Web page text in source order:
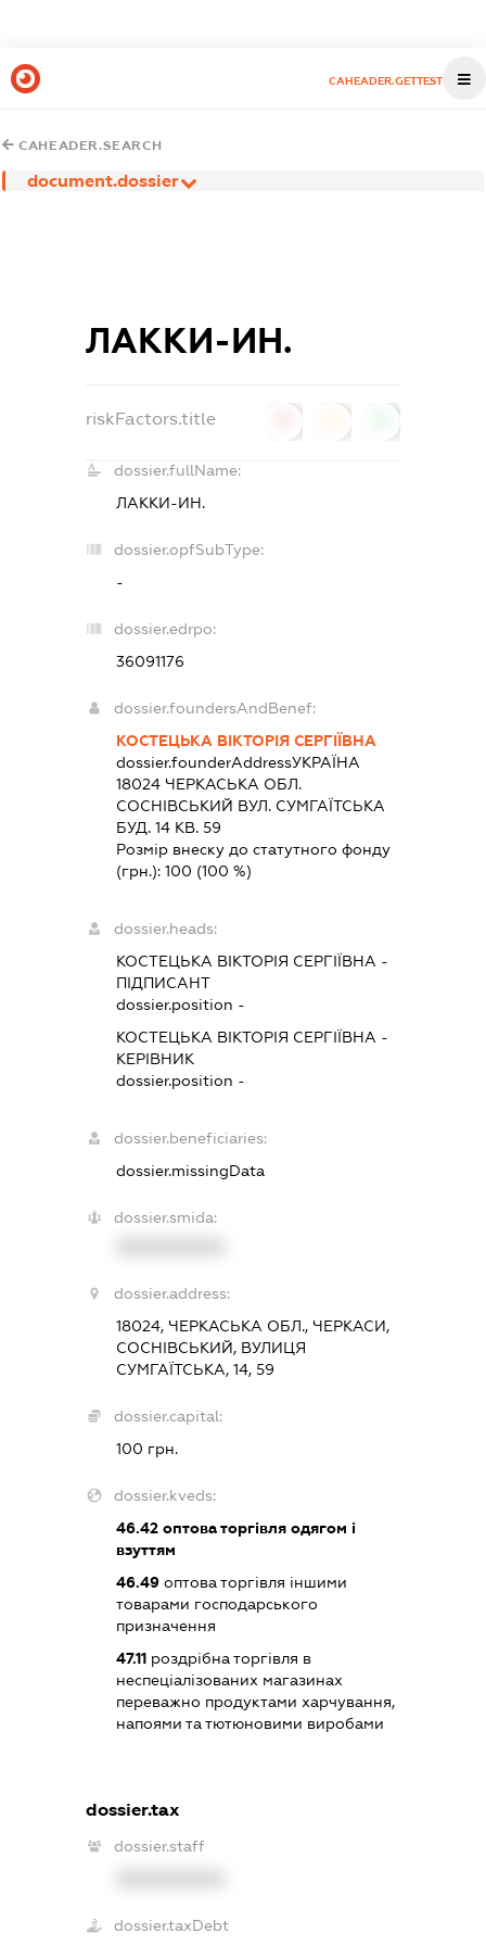
CAHEADER.GETTEST
CAHEADER.SEARCH
document.dossier
ЛАККИ-ИН.
riskFactors.title
dossier.fullName:
ЛАККИ-ИН.
dossier.opfSubType:
-
dossier.edrpo:
36091176
dossier.foundersAndBenef:
КОСТЕЦЬКА ВІКТОРІЯ СЕРГІЇВНА
dossier.founderAddressУКРАЇНА
18024 ЧЕРКАСЬКА ОБЛ.
СОСНІВСЬКИЙ ВУЛ. СУМГАЇТСЬКА
БУД. 14 КВ. 59
Розмір внеску до статутного фонду
(грн.): 100 (100 %)
dossier.heads:
КОСТЕЦЬКА ВІКТОРІЯ СЕРГІЇВНА -
ПІДПИСАНТ
dossier.position -
КОСТЕЦЬКА ВІКТОРІЯ СЕРГІЇВНА -
КЕРІВНИК
dossier.position -
dossier.beneficiaries:
dossier.missingData
dossier.smida:
dossier.address:
18024, ЧЕРКАСЬКА ОБЛ., ЧЕРКАСИ,
СОСНІВСЬКИЙ, ВУЛИЦЯ
СУМГАЇТСЬКА, 14, 59
dossier.capital:
100 грн.
dossier.kveds:
46.42оптова торгівля одягом і
взуттям
46.49оптова торгівля іншими
товарами господарського
призначення
47.11роздрібна торгівля в
неспеціалізованих магазинах
переважно продуктами харчування,
напоями та тютюновими виробами
dossier.tax
dossier.staff
dossier.taxDebt